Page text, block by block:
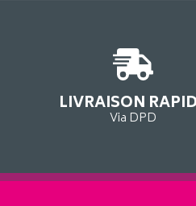
LIVRAISON
Via DPD